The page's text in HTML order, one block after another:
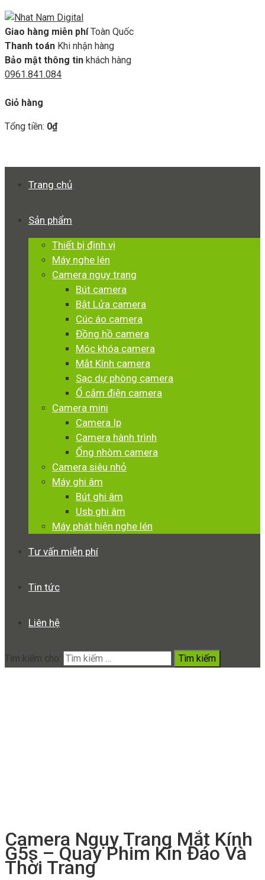
Giao hàng miễn phí Toàn Quốc
Thanh toán Khi nhận hàng
Bảo mật thông tin khách hàng
0961.841.084
Giỏ hàng
Tổng tiền: 0₫
Trang chủ
Sản phẩm
Thiết bị định vị
Máy nghe lén
Camera ngụy trang
Bút camera
Bật Lửa camera
Cúc áo camera
Đồng hồ camera
Móc khóa camera
Mắt Kính camera
Sạc dự phòng camera
Ổ cắm điện camera
Camera mini
Camera Ip
Camera hành trình
Ống nhòm camera
Camera siêu nhỏ
Máy ghi âm
Bút ghi âm
Usb ghi âm
Máy phát hiện nghe lén
Tư vấn miễn phí
Tin tức
Liên hệ
Tìm kiếm cho:
Camera Ngụy Trang Mắt Kính
G5s – Quay Phim Kín Đáo Và
Thời Trang